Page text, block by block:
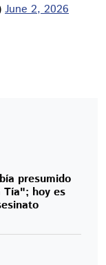
June 2, 2026
presumido
Tía"; hoy es